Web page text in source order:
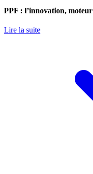
PPF : l’innovation,
Lire la suite